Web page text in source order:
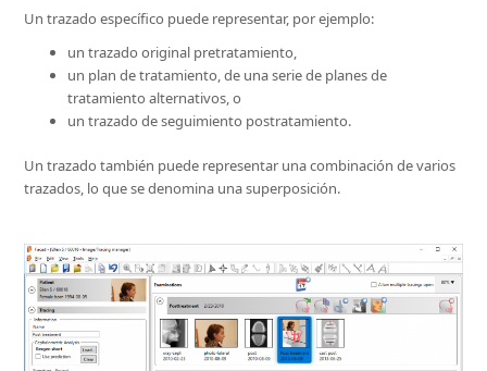
Un trazado específico puede representar, por ejemplo:
un trazado original pretratamiento,
un plan de tratamiento, de una serie de planes de
tratamiento alternativos, o
un trazado de seguimiento postratamiento.
Un trazado también puede representar una combinación de varios
trazados, lo que se denomina una superposición.